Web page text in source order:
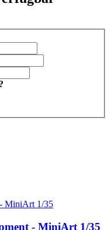
- MiniArt 1/35